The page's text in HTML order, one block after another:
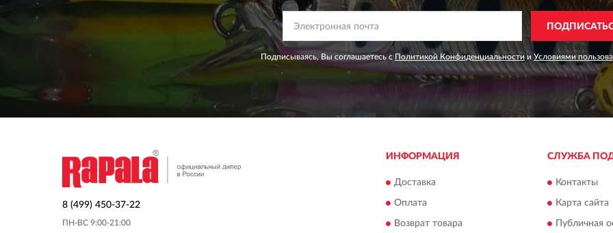
Подписываясь, Вы соглашаетесь с Политикой Конфиденциальности иУсловиями
8 (499) 450-37-22
ПН-ВС 9:00-21:00
ИНФОРМАЦИЯ
Доставка
Оплата
Возврат товара
СЛУЖБА
Контакты
Карта сайта
Публичная